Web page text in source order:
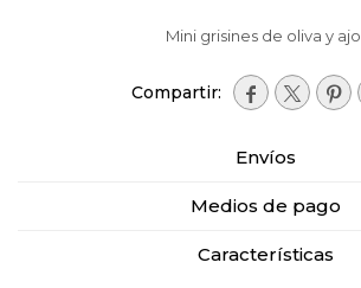
Mini grisines de oliva y ajo.
  
Envíos
Medios de pago
Características